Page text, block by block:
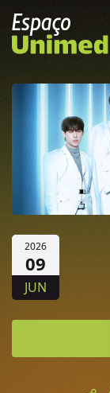
2026
09
JUN